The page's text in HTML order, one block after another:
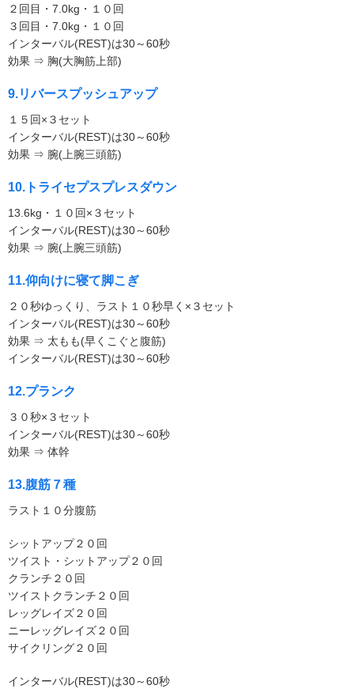
２回目・7.0kg・１０回
３回目・7.0kg・１０回
インターバル(REST)は30～60秒
効果 ⇒ 胸(大胸筋上部)
9.リバースプッシュアップ
１５回×３セット
インターバル(REST)は30～60秒
効果 ⇒ 腕(上腕三頭筋)
10.トライセプスプレスダウン
13.6kg・１０回×３セット
インターバル(REST)は30～60秒
効果 ⇒ 腕(上腕三頭筋)
11.仰向けに寝て脚こぎ
２０秒ゆっくり、ラスト１０秒早く×３セット
インターバル(REST)は30～60秒
効果 ⇒ 太もも(早くこぐと腹筋)
インターバル(REST)は30～60秒
12.プランク
３０秒×３セット
インターバル(REST)は30～60秒
効果 ⇒ 体幹
13.腹筋７種
ラスト１０分腹筋
シットアップ２０回
ツイスト・シットアップ２０回
クランチ２０回
ツイストクランチ２０回
レッグレイズ２０回
ニーレッグレイズ２０回
サイクリング２０回
インターバル(REST)は30～60秒